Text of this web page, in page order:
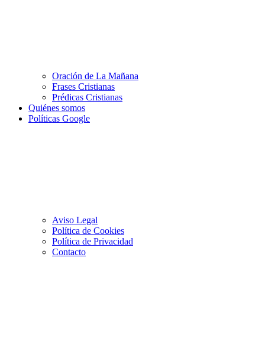
Oración de La Mañana
Frases Cristianas
Prédicas Cristianas
Quiénes somos
Políticas Google
Aviso Legal
Política de Cookies
Política de Privacidad
Contacto